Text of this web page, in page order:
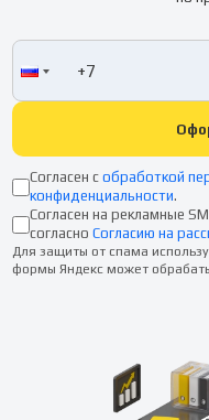
Согласен с обработкой
конфиденциальности.
Согласен на рекламные
согласно Согласию на
Для защиты от спама
формы Яндекс может